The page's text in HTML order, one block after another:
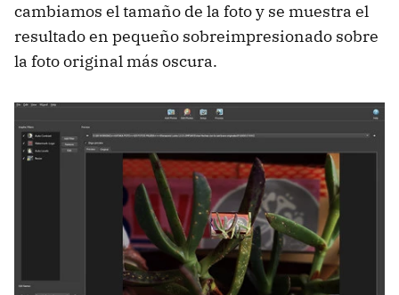
cambiamos el tamaño de la foto y se muestra el
resultado en pequeño sobreimpresionado sobre
la foto original más oscura.